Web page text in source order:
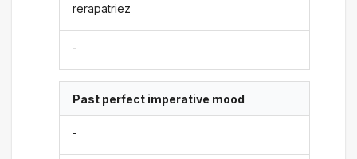
rerapatriez
-
Past perfect imperative mood
-